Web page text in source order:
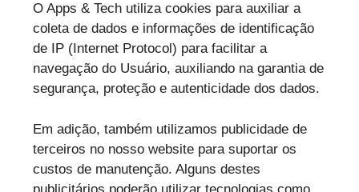
O Apps & Tech utiliza cookies para auxiliar a
coleta de dados e informações de identificação
de IP (Internet Protocol) para facilitar a
navegação do Usuário, auxiliando na garantia de
segurança, proteção e autenticidade dos dados.
Em adição, também utilizamos publicidade de
terceiros no nosso website para suportar os
custos de manutenção. Alguns destes
publicitários poderão utilizar tecnologias como